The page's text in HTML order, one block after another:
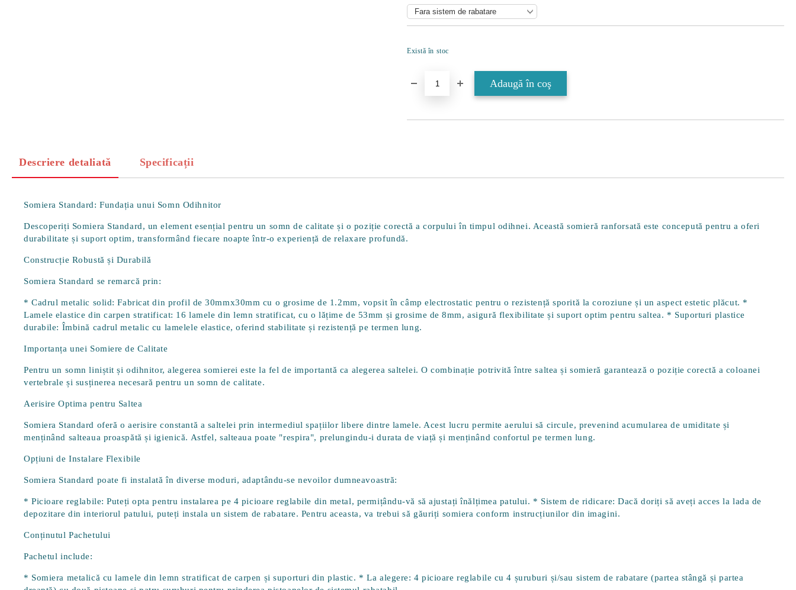
Există în stoc
Descriere detaliată Specificații
Somiera Standard: Fundația unui Somn Odihnitor
Descoperiți Somiera Standard, un element esențial pentru un somn de calitate și o poziție corectă a corpului în timpul odihnei. Această somieră ranforsată este concepută pentru a oferi
durabilitate și suport optim, transformând fiecare noapte într-o experiență de relaxare profundă.
Construcție Robustă și Durabilă
Somiera Standard se remarcă prin:
*Cadrul metalic solid: Fabricat din profil de 30mmx30mm cu o grosime de 1.2mm, vopsit în câmp electrostatic pentru o rezistență sporită la coroziune și un aspect estetic plăcut. *
Lamele elastice din carpen stratificat: 16 lamele din lemn stratificat, cu o lățime de 53mm și grosime de 8mm, asigură flexibilitate și suport optim pentru saltea. * Suporturi plastice
durabile: Îmbină cadrul metalic cu lamelele elastice, oferind stabilitate și rezistență pe termen lung.
Importanța unei Somiere de Calitate
Pentru un somn liniștit și odihnitor, alegerea somierei este la fel de importantă ca alegerea saltelei. O combinație potrivită între saltea și somieră garantează o poziție corectă a coloanei
vertebrale și susținerea necesară pentru un somn de calitate.
Aerisire Optima pentru Saltea
Somiera Standard oferă o aerisire constantă a saltelei prin intermediul spațiilor libere dintre lamele. Acest lucru permite aerului să circule, prevenind acumularea de umiditate și
menținând salteaua proaspătă și igienică. Astfel, salteaua poate "respira", prelungindu-i durata de viață și menținând confortul pe termen lung.
Opțiuni de Instalare Flexibile
Somiera Standard poate fi instalată în diverse moduri, adaptându-se nevoilor dumneavoastră:
*Picioare reglabile: Puteți opta pentru instalarea pe 4 picioare reglabile din metal, permițându-vă să ajustați înălțimea patului. * Sistem de ridicare: Dacă doriți să aveți acces la lada de
depozitare din interiorul patului, puteți instala un sistem de rabatare. Pentru aceasta, va trebui să găuriți somiera conform instrucțiunilor din imagini.
Conținutul Pachetului
Pachetul include:
* Somiera metalică cu lamele din lemn stratificat de carpen și suporturi din plastic. * La alegere: 4 picioare reglabile cu 4 șuruburi și/sau sistem de rabatare (partea stângă și partea